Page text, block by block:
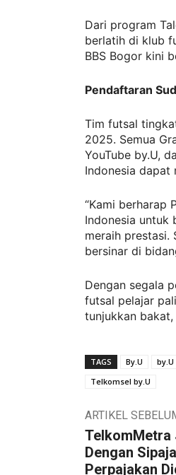
Dari program
berlatih di klub
BBS Bogor kini
Pendaftaran
Tim futsal
2025. Semua
YouTube by.U,
Indonesia dapat
“Kami berharap
Indonesia untuk
meraih prestasi.
bersinar di
Dengan segala
futsal pelajar
tunjukkan
TAGS By.U
Telkomsel by.U
ARTIKEL
TelkomMetra
Dengan
Perpajakan